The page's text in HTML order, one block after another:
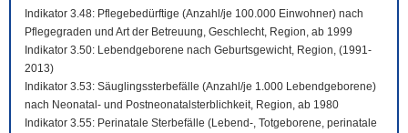
Indikator 3.48: Pflegebedürftige (Anzahl/je 100.000 Einwohner) nach
Pflegegraden und Art der Betreuung, Geschlecht, Region, ab 1999
Indikator 3.50: Lebendgeborene nach Geburtsgewicht, Region, (1991-
2013)
Indikator 3.53: Säuglingssterbefälle (Anzahl/je 1.000 Lebendgeborene)
nach Neonatal- und Postneonatalsterblichkeit, Region, ab 1980
Indikator 3.55: Perinatale Sterbefälle (Lebend-, Totgeborene, perinatale